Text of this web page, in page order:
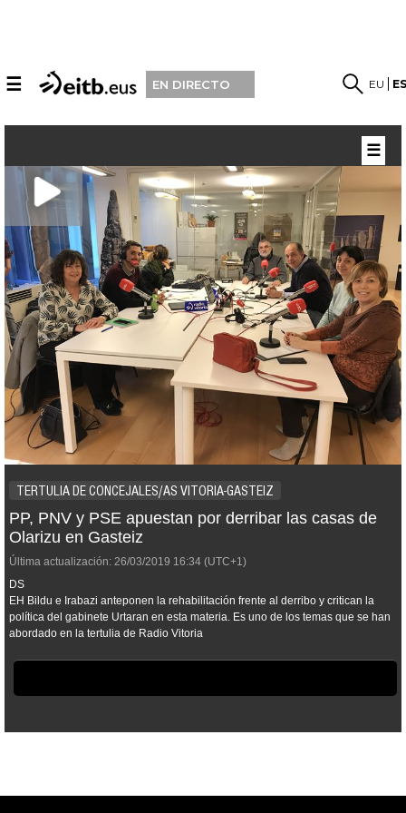
☰ EN DIRECTO EU
TERTULIA DE CONCEJALES/AS VITORIA-GASTEIZ
PP, PNV y PSE apuestan por derribar las casas de
Olarizu en Gasteiz
Última actualización: 26/03/2019 16:34 (UTC+1)
DS
EH Bildu e Irabazi anteponen la rehabilitación frente al derribo y critican la
política del gabinete Urtaran en esta materia. Es uno de los temas que se han
abordado en la tertulia de Radio Vitoria
☰